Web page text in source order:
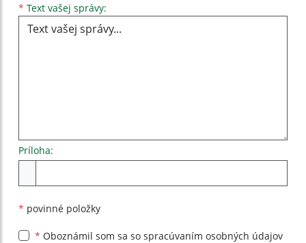
* Text vašej správy:
Príloha:
* povinné položky
* Oboznámil som sa so spracúvaním osobných údajov